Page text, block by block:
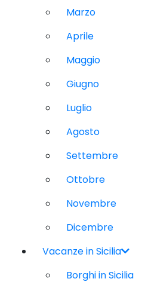
Marzo
Aprile
Maggio
Giugno
Luglio
Agosto
Settembre
Ottobre
Novembre
Dicembre
Vacanze in Sicilia
Borghi in Sicilia